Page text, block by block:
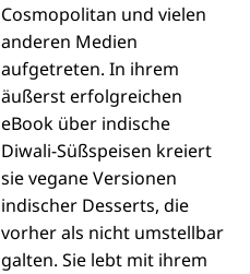
Cosmopolitan und vielen
anderen Medien
aufgetreten. In ihrem
äußerst erfolgreichen
eBook über indische
Diwali-Süßspeisen kreiert
sie vegane Versionen
indischer Desserts, die
vorher als nicht umstellbar
galten. Sie lebt mit ihrem